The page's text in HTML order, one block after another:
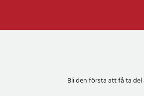
Bli den första att få ta